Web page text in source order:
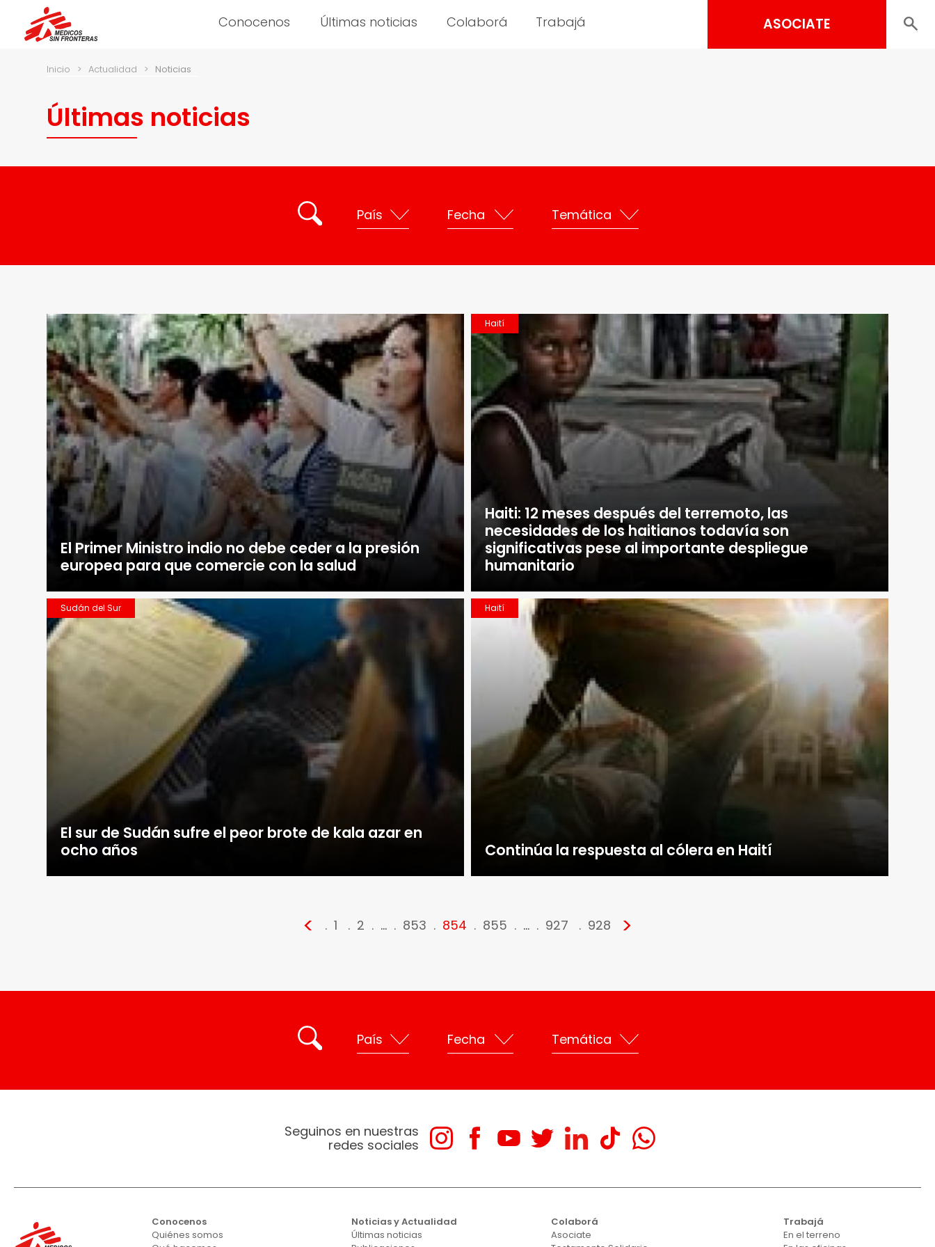
Conocenos Últimas noticias Colaborá Trabajá ASOCIATE
Inicio > Actualidad > Noticias
Últimas noticias
El Primer Ministro indio no debe ceder a la presión
europea para que comercie con la salud
Haití
Haiti: 12 meses después del terremoto, las
necesidades de los haitianos todavía son
significativas pese al importante despliegue
humanitario
Sudán del Sur
El sur de Sudán sufre el peor brote de kala azar en
ocho años
Haití
Continúa la respuesta al cólera en Haití
< 1 2 … 853 854 855 … 927 928 >
Seguinos en nuestras
redes sociales
Conocenos
Quiénes somos
Noticias y Actualidad
Últimas noticias
Colaborá
Asociate
Trabajá
En el terreno